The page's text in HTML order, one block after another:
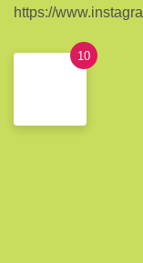
https://
10